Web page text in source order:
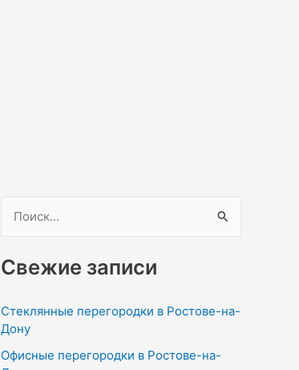
и
к
:
Свежие записи
Стеклянные перегородки в Ростове-на-
Дону
Офисные перегородки в Ростове-на-